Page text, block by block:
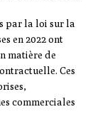
par la loi sur la
en 2022 ont
matière de
Ces
commerciales